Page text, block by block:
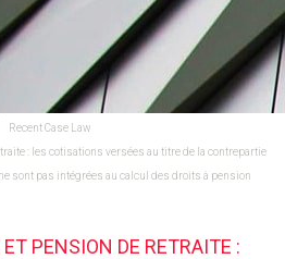
Recent Case Law
: les cotisations versées au titre de la contrepartie
sont pas intégrées au calcul des droits à pension
PENSION DE RETRAITE :